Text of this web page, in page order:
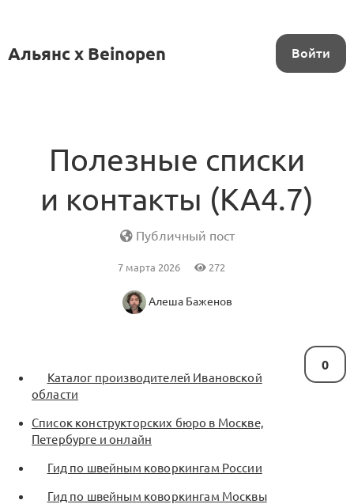
Альянс x Beinopen Войти
Полезные списки
и контакты (KA4.7)
Публичный пост
7 марта 2026 272
Алеша Баженов
0
Каталог производителей Ивановской
области
Список конструкторских бюро в Москве,
Петербурге и онлайн
Гид по швейным коворкингам России
Гид по швейным коворкингам Москвы